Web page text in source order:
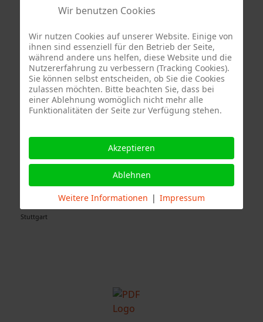
Freiwillige Feuerwehr Stuttgart Abteilung Stammheim, Branddirektion
Stuttgart
Wir benutzen Cookies
Wir nutzen Cookies auf unserer Website. Einige von
ihnen sind essenziell für den Betrieb der Seite,
während andere uns helfen, diese Website und die
Nutzererfahrung zu verbessern (Tracking Cookies).
Sie können selbst entscheiden, ob Sie die Cookies
zulassen möchten. Bitte beachten Sie, dass bei
einer Ablehnung womöglich nicht mehr alle
Funktionalitäten der Seite zur Verfügung stehen.
Akzeptieren
Ablehnen
Weitere Informationen | Impressum